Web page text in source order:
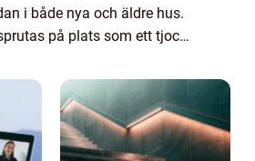
i både nya och äldre hus.
på plats som ett tjockt,